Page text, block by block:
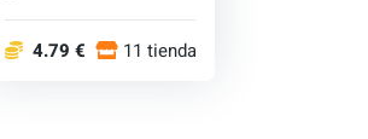
4.79 € 11 tiendas